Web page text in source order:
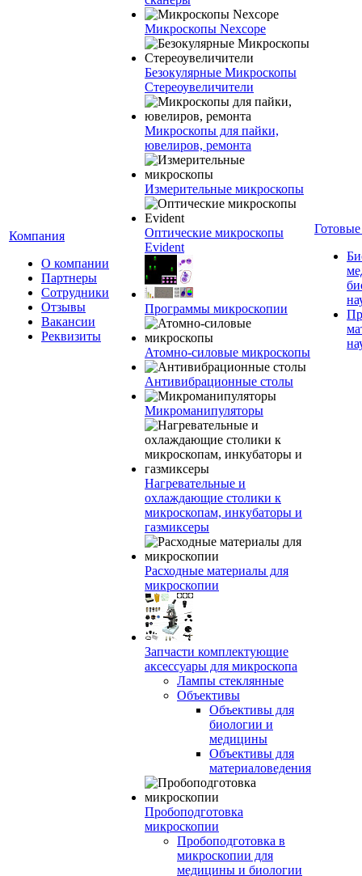
Компания
О компании
Партнеры
Сотрудники
Отзывы
Вакансии
Реквизиты
Микроскопы Nexcope
Безокулярные Микроскопы
Стереоувеличители
Микроскопы для пайки,
ювелиров, ремонта
Измерительные микроскопы
Оптические микроскопы
Evident
Программы микроскопии
Атомно-силовые микроскопы
Антивибрационные столы
Микроманипуляторы
Нагревательные и
охлаждающие столики к
микроскопам, инкубаторы и
газмиксеры
Расходные материалы для
микроскопии
Запчасти комплектующие
аксессуары для микроскопа
Лампы стеклянные
Объективы
Объективы для
биологии и
медицины
Объективы для
материаловедения
Пробоподготовка
микроскопии
Пробоподготовка в
микроскопии для
медицины и биологии